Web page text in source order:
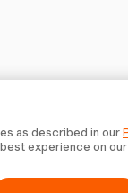
merece
70.000 empresas
as described in our
experience on